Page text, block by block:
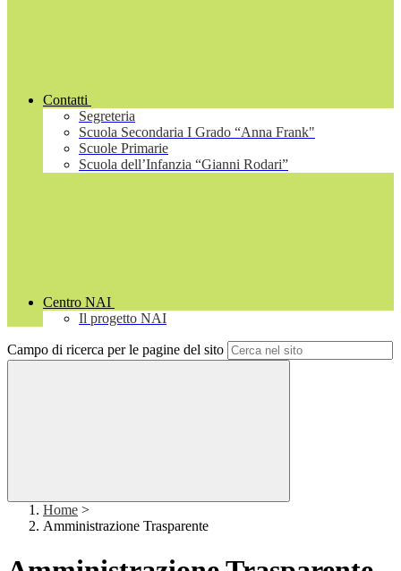
Contatti
Segreteria
Scuola Secondaria I Grado “Anna Frank"
Scuole Primarie
Scuola dell’Infanzia “Gianni Rodari”
Centro NAI
Il progetto NAI
Campo di ricerca per le pagine del sito
Home >
Amministrazione Trasparente